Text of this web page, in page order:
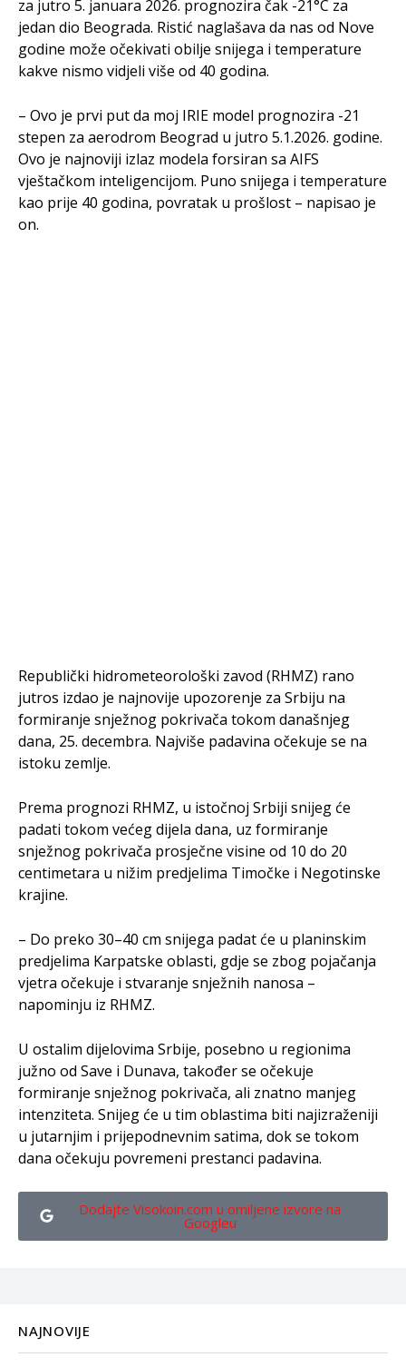
za jutro 5. januara 2026. prognozira čak -21°C za
jedan dio Beograda. Ristić naglašava da nas od Nove
godine može očekivati obilje snijega i temperature
kakve nismo vidjeli više od 40 godina.
– Ovo je prvi put da moj IRIE model prognozira -21
stepen za aerodrom Beograd u jutro 5.1.2026. godine.
Ovo je najnoviji izlaz modela forsiran sa AIFS
vještačkom inteligencijom. Puno snijega i temperature
kao prije 40 godina, povratak u prošlost – napisao je
on.
Republički hidrometeorološki zavod (RHMZ) rano
jutros izdao je najnovije upozorenje za Srbiju na
formiranje snježnog pokrivača tokom današnjeg
dana, 25. decembra. Najviše padavina očekuje se na
istoku zemlje.
Prema prognozi RHMZ, u istočnoj Srbiji snijeg će
padati tokom većeg dijela dana, uz formiranje
snježnog pokrivača prosječne visine od 10 do 20
centimetara u nižim predjelima Timočke i Negotinske
krajine.
– Do preko 30–40 cm snijega padat će u planinskim
predjelima Karpatske oblasti, gdje se zbog pojačanja
vjetra očekuje i stvaranje snježnih nanosa –
napominju iz RHMZ.
U ostalim dijelovima Srbije, posebno u regionima
južno od Save i Dunava, također se očekuje
formiranje snježnog pokrivača, ali znatno manjeg
intenziteta. Snijeg će u tim oblastima biti najizraženiji
u jutarnjim i prijepodnevnim satima, dok se tokom
dana očekuju povremeni prestanci padavina.
Dodajte Visokoin.com u omiljene izvore na
Googleu
NAJNOVIJE